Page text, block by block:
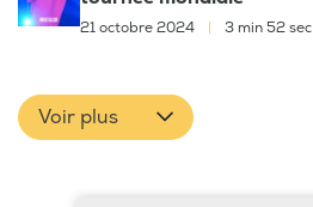
21 octobre 2024 3 min 52 sec
Voir plus